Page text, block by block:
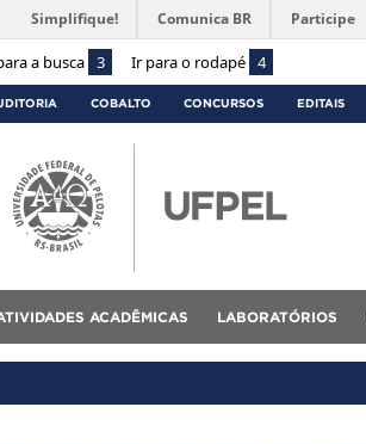
a busca 3 Ir para o rodapé 4
Simplifique! Comunica BR Participe
COBALTO CONCURSOS EDITAIS
ACADÊMICAS LABORATÓRIOS